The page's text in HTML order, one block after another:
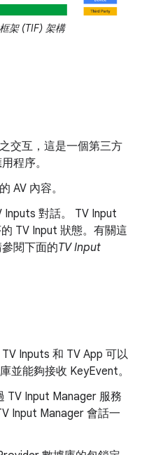
架 (TIF) 架構
交互，這是一個第三方
程序。
AV 內容。
Inputs 對話。 TV Input
TV Input 狀態。有關這
閱下面的TV Input
TV Inputs 和 TV App 可以
並能夠接收 KeyEvent。
TV Input Manager 服務
Input Manager 會話一